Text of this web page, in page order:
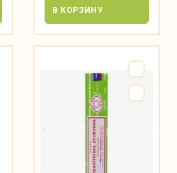
В КОРЗИНУ